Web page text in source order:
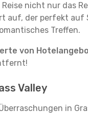
nicht nur das
auf, der perfekt
Treffen.
von
Valley
in